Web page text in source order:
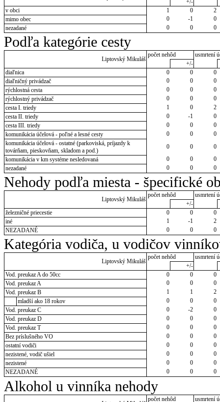
v obci
1 0
2
mimo obec
0 -1
0
nezadané
0 0 0
Podľa kategórie cesty
Liptovský Mikuláš
počet nehôd
usmrtení
+/-
diaľnica
0 0
0
diaľničný privádzač
0 0
0
rýchlostná cesta
0 0
0
rýchlostný privádzač
0 0
0
cesta I. triedy
1 0
2
cesta II. triedy
0 -1
0
cesta III. triedy
0 0
0
komunikácia účelová - poľné a lesné cesty
0 0
0
komunikácia účelová - ostatné (parkoviská, príjazdy k
továrňam, pieskovňam, skladom a pod.)
0 0
0
komunikácia v km systéme nesledovaná
0 0
0
nezadané
0 0 0
Nehody podľa miesta - špecifické
Liptovský Mikuláš
počet nehôd
usmrtení
+/-
železničné priecestie
0 0
0
iné
1 -1
2
NEZADANÉ
0 0 0
Kategória vodiča, u vodičov
Liptovský Mikuláš
počet nehôd
usmrtení
+/-
Vod. preukaz A do 50cc
0 0
0
Vod. preukaz A
0 0
0
Vod. preukaz B
1 1
2
mladší ako 18 rokov
0 0
0
Vod. preukaz C
0 -2
0
Vod. preukaz D
0 0
0
Vod. preukaz T
0 0
0
Bez príslušného VO
0 0
0
ostatní vodiči
0 0
0
nezistené, vodič ušiel
0 0
0
nezistené
0 0
0
NEZADANÉ
0 0 0
Alkohol u vinníka nehody
počet nehôd
usmrtení